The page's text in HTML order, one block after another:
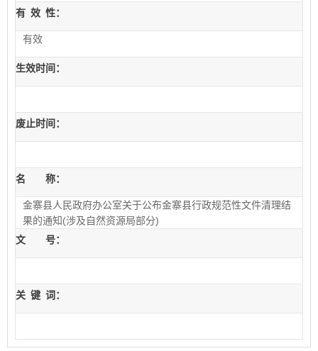
有 效 性：
有效
生效时间：
废止时间：
名 称：
金寨县人民政府办公室关于公布金寨县行政规范性文件清理结
果的通知(涉及自然资源局部分)
文 号：
关 键 词：